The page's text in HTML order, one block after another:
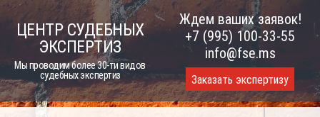
Skip
ЦЕНТР СУДЕБНЫХ
ЭКСПЕРТИЗ
Мы проводим более 30-ти видов
судебных экспертиз
Ждем ваших заявок!
+7 (995) 100-33-55
info@fse.ms
Заказать экспертизу